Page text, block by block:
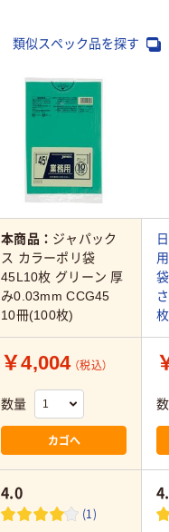
類似スペック品を探す
本商品： ジャパック
ス カラーポリ袋
45L10枚 グリーン 厚
み0.03mm CCG45
10冊(100枚)
￥4,004 （税込）
数量
カゴへ
4.0
(1)